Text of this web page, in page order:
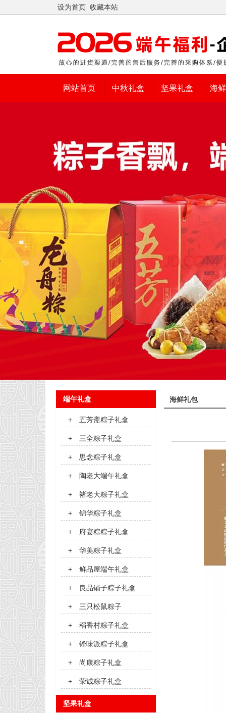
设为首页 收藏本站
网站首页 中秋礼盒 坚果礼盒 海
海鲜礼包
端午礼盒
+ 五芳斋粽子礼盒
+ 三全粽子礼盒
+ 思念粽子礼盒
+ 陶老大端午礼盒
+ 褚老大粽子礼盒
+ 锦华粽子礼盒
+ 府宴粽粽子礼盒
+ 华美粽子礼盒
+ 鲜品屋端午礼盒
+ 良品铺子粽子礼盒
+ 三只松鼠粽子
+ 稻香村粽子礼盒
+ 锋味派粽子礼盒
+ 尚康粽子礼盒
+ 荣诚粽子礼盒
坚果礼盒